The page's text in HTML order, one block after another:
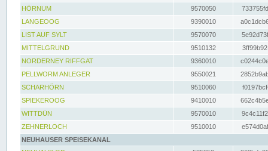
HÖRNUM
9570050
LANGEOOG
9390010
LIST AUF SYLT
9570070
MITTELGRUND
9510132
NORDERNEY RIFFGAT
9360010
PELLWORM ANLEGER
9550021
SCHARHÖRN
9510060
SPIEKEROOG
9410010
WITTDÜN
9570010
ZEHNERLOCH
9510010
NEUHAUSER SPEISEKANAL